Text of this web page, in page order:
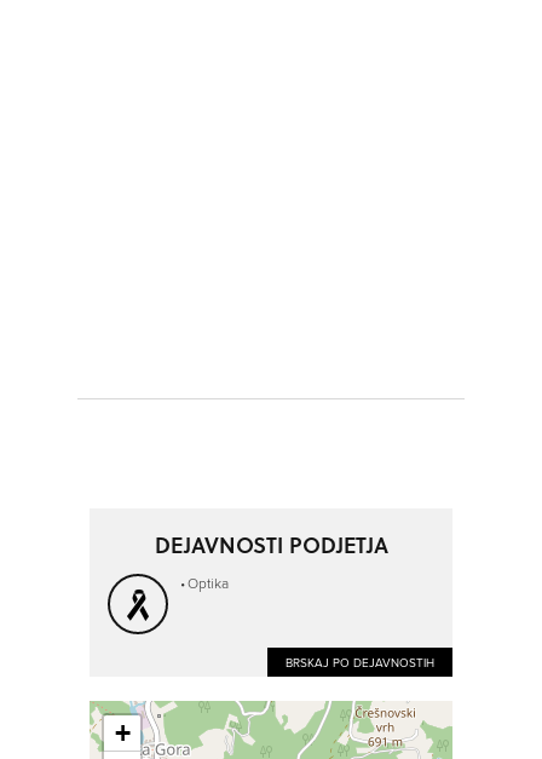
DEJAVNOSTI PODJETJA
Optika
BRSKAJ PO DEJAVNOSTIH
+